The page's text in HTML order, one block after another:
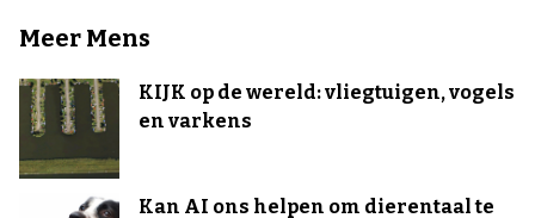
Meer Mens
KIJK op de wereld: vliegtuigen, vogels
en varkens
Kan AI ons helpen om dierentaal te